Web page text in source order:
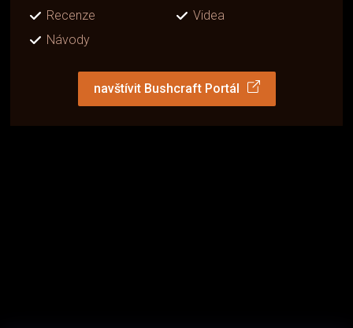
Recenze
Videa
Návody
navštívit Bushcraft Portál